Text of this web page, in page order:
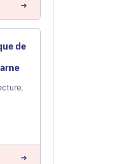
de
,